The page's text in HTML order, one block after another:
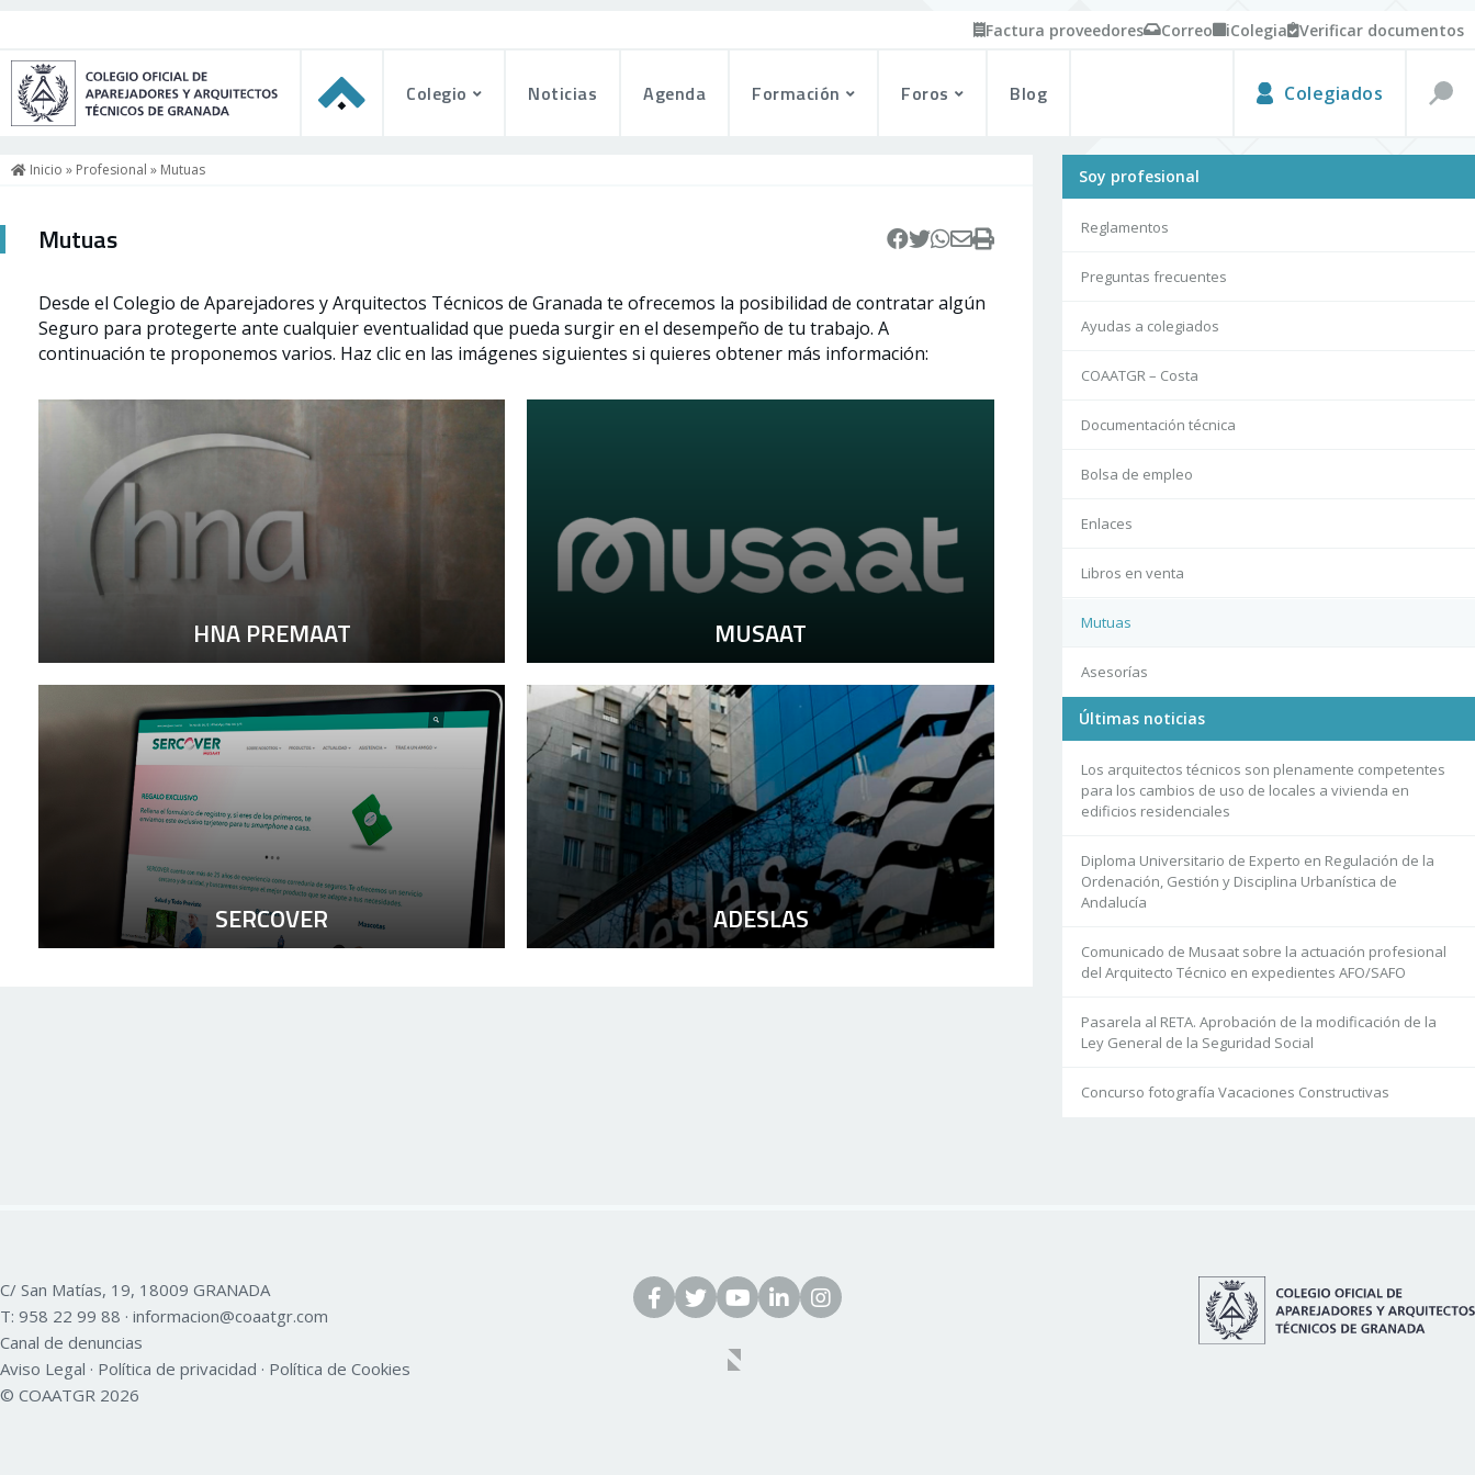
Factura proveedores Correo iColegia Verificar documentos
Colegio Noticias Agenda Formación Foros Blog Colegiados
Inicio » Profesional » Mutuas
Mutuas
Desde el Colegio de Aparejadores y Arquitectos Técnicos de Granada te ofrecemos la posibilidad de contratar algún
Seguro para protegerte ante cualquier eventualidad que pueda surgir en el desempeño de tu trabajo. A
continuación te proponemos varios. Haz clic en las imágenes siguientes si quieres obtener más información:
HNA PREMAAT MUSAAT
SERCOVER ADESLAS
Soy profesional
Reglamentos
Preguntas frecuentes
Ayudas a colegiados
COAATGR – Costa
Documentación técnica
Bolsa de empleo
Enlaces
Libros en venta
Mutuas
Asesorías
Últimas noticias
Los arquitectos técnicos son plenamente competentes
para los cambios de uso de locales a vivienda en
edificios residenciales
Diploma Universitario de Experto en Regulación de la
Ordenación, Gestión y Disciplina Urbanística de
Andalucía
Comunicado de Musaat sobre la actuación profesional
del Arquitecto Técnico en expedientes AFO/SAFO
Pasarela al RETA. Aprobación de la modificación de la
Ley General de la Seguridad Social
Concurso fotografía Vacaciones Constructivas
C/ San Matías, 19, 18009 GRANADA
T: 958 22 99 88 · informacion@coaatgr.com
Canal de denuncias
Aviso Legal · Política de privacidad · Política de Cookies
© COAATGR 2026